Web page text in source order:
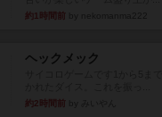
約1時間前
ヘックメック
約2時間前